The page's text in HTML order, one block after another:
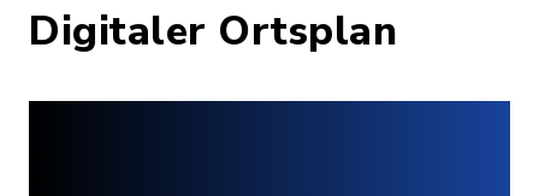
Digitaler Ortsplan